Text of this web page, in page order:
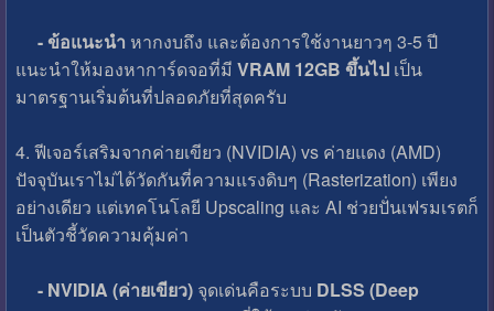
- ข้อแนะนำ หากงบถึง และต้องการใช้งานยาวๆ 3-5 ปี
แนะนำให้มองหาการ์ดจอที่มี VRAM 12GB ขึ้นไปเป็น
มาตรฐานเริ่มต้นที่ปลอดภัยที่สุดครับ
4. ฟีเจอร์เสริมจากค่ายเขียว (NVIDIA) vs ค่ายแดง (AMD)
ปัจจุบันเราไม่ได้วัดกันที่ความแรงดิบๆ (Rasterization) เพียง
อย่างเดียว แต่เทคโนโลยี Upscaling และ AI ช่วยปั่นเฟรมเรตก็
เป็นตัวชี้วัดความคุ้มค่า
- NVIDIA (ค่ายเขียว)จุดเด่นคือระบบ DLSS (Deep